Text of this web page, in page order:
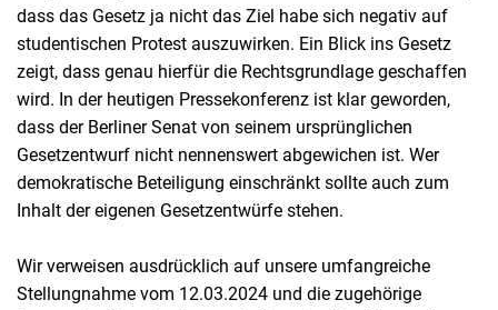
dass das Gesetz ja nicht das Ziel habe sich negativ auf
studentischen Protest auszuwirken. Ein Blick ins Gesetz
zeigt, dass genau hierfür die Rechtsgrundlage geschaffen
wird. In der heutigen Pressekonferenz ist klar geworden,
dass der Berliner Senat von seinem ursprünglichen
Gesetzentwurf nicht nennenswert abgewichen ist. Wer
demokratische Beteiligung einschränkt sollte auch zum
Inhalt der eigenen Gesetzentwürfe stehen.
Wir verweisen ausdrücklich auf unsere umfangreiche
Stellungnahme vom 12.03.2024 und die zugehörige